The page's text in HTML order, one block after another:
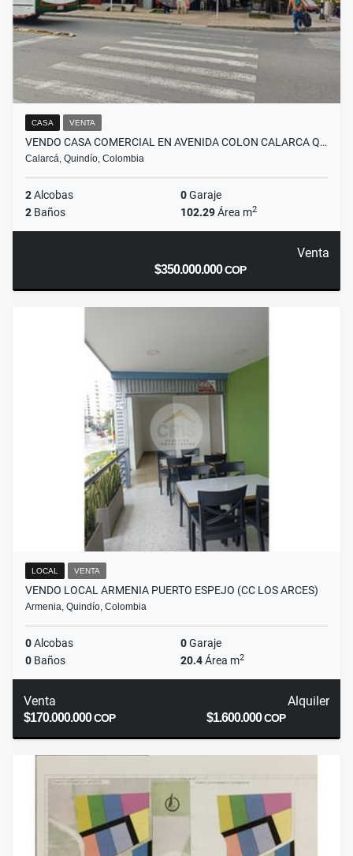
CASA VENTA
VENDO CASA COMERCIAL EN AVENIDA COLON CALARCA Q…
Calarcá, Quindío, Colombia
2Alcobas 0Garaje
2 Baños 102.29Área m2
Venta
$350.000.000COP
LOCAL VENTA
VENDO LOCAL ARMENIA PUERTO ESPEJO (CC LOS ARCES)
Armenia, Quindío, Colombia
0Alcobas 0Garaje
0 Baños 20.4Área m2
Venta
$170.000.000COP
Alquiler
$1.600.000COP